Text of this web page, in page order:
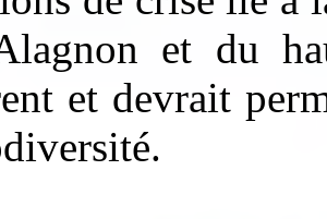
et du
et devrait